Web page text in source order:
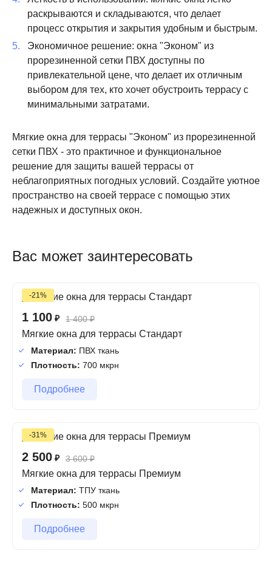
раскрываются и складываются, что делает
процесс открытия и закрытия удобным и быстрым.
Экономичное решение: окна "Эконом" из
прорезиненной сетки ПВХ доступны по
привлекательной цене, что делает их отличным
выбором для тех, кто хочет обустроить террасу с
минимальными затратами.
Мягкие окна для террасы "Эконом" из прорезиненной
сетки ПВХ - это практичное и функциональное
решение для защиты вашей террасы от
неблагоприятных погодных условий. Создайте уютное
пространство на своей террасе с помощью этих
надежных и доступных окон.
Вас может заинтересовать
-21%
1 100 ₽ 1 400₽
Мягкие окна для террасы Стандарт
Материал: ПВХ ткань
Плотность: 700 мкрн
Подробнее
-31%
2 500 ₽ 3 600₽
Мягкие окна для террасы Премиум
Материал: ТПУ ткань
Плотность: 500 мкрн
Подробнее